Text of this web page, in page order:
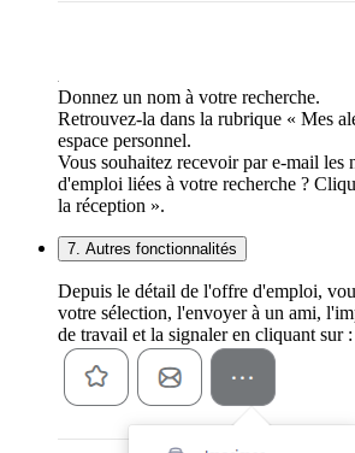
Donnez un nom à votre recherche.
Retrouvez-la dans la rubrique « Mes
espace personnel.
Vous souhaitez recevoir par e-mail les
d'emploi liées à votre recherche ?
la réception ».
7. Autres fonctionnalités
Depuis le détail de l'offre d'emploi,
votre sélection, l'envoyer à un ami,
de travail et la signaler en cliquant sur :